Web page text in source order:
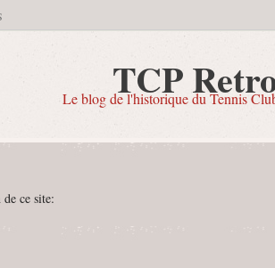
TCP
Le blog de l'historique du Tennis
ce site: